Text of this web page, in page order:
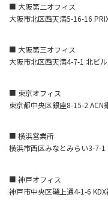
■ 大阪第二オフィス
大阪市北区西天満5-16-16
■ 大阪第三オフィス
大阪市北区西天満4-7-1 北ビ
■ 東京オフィス
東京都中央区銀座8-15-2 ACN
■ 横浜営業所
横浜市西区みなとみらい3-7-
■ 神戸オフィス
神戸市中央区磯上通4-1-6